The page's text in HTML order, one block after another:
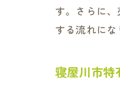
す。さらに
する流れに
寝屋川市特